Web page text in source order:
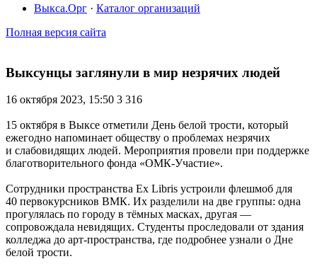
Выкса.Орг · Каталог организаций
Полная версия сайта
Выксунцы заглянули в мир незрячих людей
16 октября 2023, 15:50 3 316
15 октября в Выксе отметили День белой трости, который
ежегодно напоминает обществу о проблемах незрячих
и слабовидящих людей. Мероприятия провели при поддержке
благотворительного фонда «ОМК-Участие».
Сотрудники пространства Ex Libris устроили флешмоб для
40 первокурсников ВМК. Их разделили на две группы: одна
прогулялась по городу в тёмных масках, другая —
сопровождала невидящих. Студенты проследовали от здания
колледжа до арт-пространства, где подробнее узнали о Дне
белой трости.